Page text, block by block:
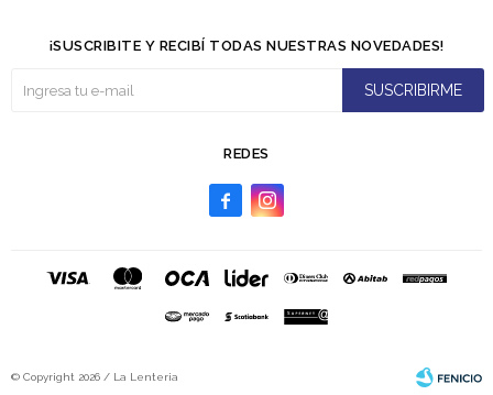
REDES
 
¡SUSCRIBITE Y RECIBÍ TODAS NUESTRAS NOVEDADES!
SUSCRIBIRME
© Copyright 2026 / La Lenteria